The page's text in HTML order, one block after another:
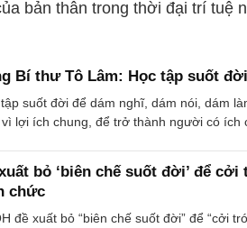
bản thân trong thời đại trí tuệ
Bí thư Tô Lâm: Học tập suốt đời
suốt đời để dám nghĩ, dám nói, dám
lợi ích chung, để trở thành người có ích
bỏ ‘biên chế suốt đời’ để
chức
đề xuất bỏ “biên chế suốt đời” để “cởi